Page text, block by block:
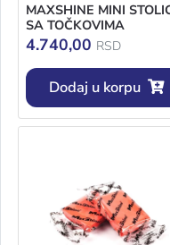
MAXSHINE MINI
SA TOČKOVIMA
4.740,00 RSD
Dodaj u korpu